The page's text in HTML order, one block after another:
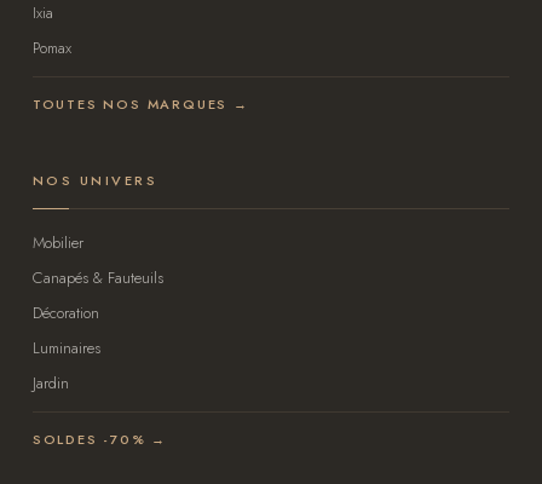
Ixia
Pomax
TOUTES NOS MARQUES →
NOS UNIVERS
Mobilier
Canapés & Fauteuils
Décoration
Luminaires
Jardin
SOLDES -70% →